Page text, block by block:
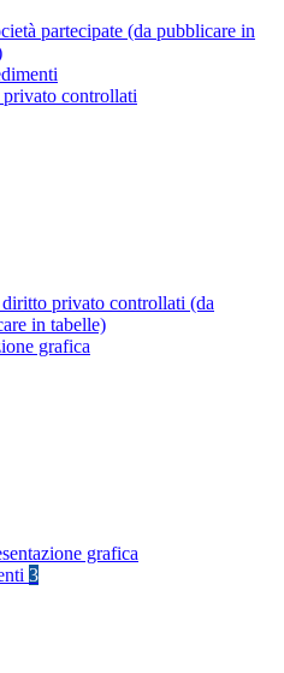
partecipate (da pubblicare in
controllati
privato controllati (da
in tabelle)
grafica
grafica
3